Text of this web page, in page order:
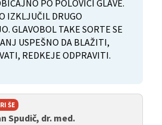
PO POLOVICI GLAVE.
IZKLJUČIL DRUGO
GLAVOBOL TAKE SORTE SE
USPEŠNO DA BLAŽITI,
REDKEJE ODPRAVITI.
ŠE
Spudič, dr. med.